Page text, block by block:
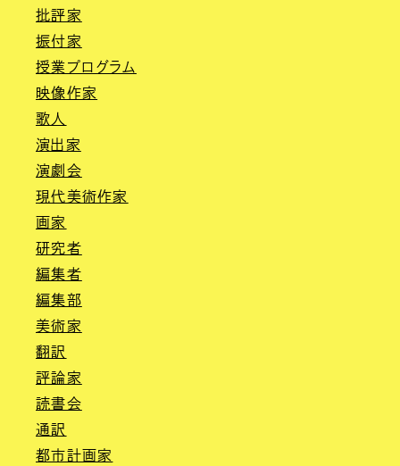
批評家
振付家
授業プログラム
映像作家
歌人
演出家
演劇会
現代美術作家
画家
研究者
編集者
編集部
美術家
翻訳
評論家
読書会
通訳
都市計画家